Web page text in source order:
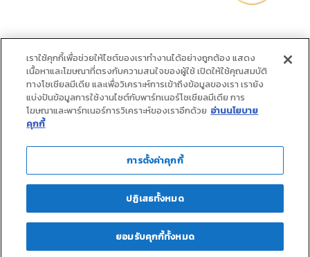
พันธมิตร :
เราใช้คุกกี้เพื่อช่วยให้ไซต์ของเราทำงานได้อย่างถูกต้อง แสดง
เนื้อหาและโฆษณาที่ตรงกับความสนใจของผู้ใช้ เปิดให้ใช้คุณสมบัติ
ทางโซเชียลมีเดีย และเพื่อวิเคราะห์การเข้าถึงข้อมูลของเรา เรายัง
แบ่งปันข้อมูลการใช้งานไซต์กับพาร์ทเนอร์โซเชียลมีเดีย การ
โฆษณาและพาร์ทเนอร์การวิเคราะห์ของเราอีกด้วย อ่านนโยบาย
คุกกี้
การตั้งค่าคุกกี้
ปฏิเสธทั้งหมด
ยอมรับคุกกี้ทั้งหมด